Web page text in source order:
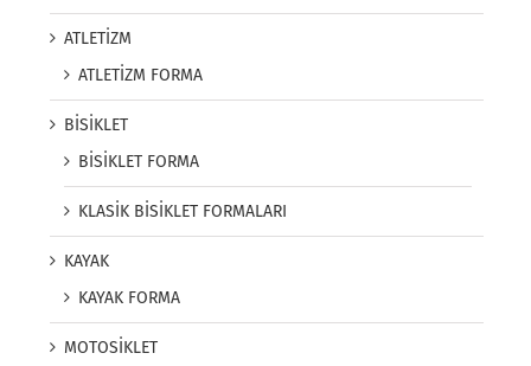
ATLETİZM
ATLETİZM FORMA
BİSİKLET
BİSİKLET FORMA
KLASİK BİSİKLET FORMALARI
KAYAK
KAYAK FORMA
MOTOSİKLET